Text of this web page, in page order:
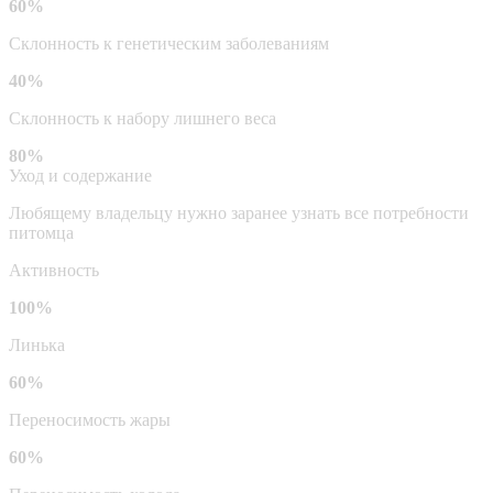
60%
Склонность к генетическим заболеваниям
40%
Склонность к набору лишнего веса
80%
Уход и содержание
Любящему владельцу нужно заранее узнать все потребности
питомца
Активность
100%
Линька
60%
Переносимость жары
60%